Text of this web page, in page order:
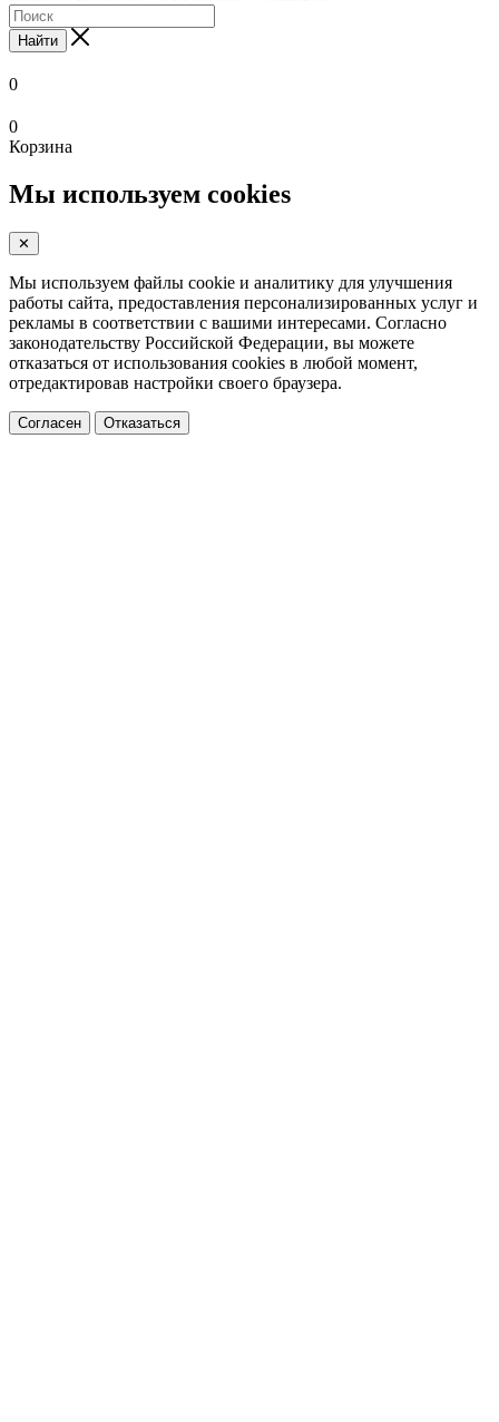
Найти
0
0
Корзина
Мы используем cookies
✕
Мы используем файлы cookie и аналитику для улучшения
работы сайта, предоставления персонализированных услуг и
рекламы в соответствии с вашими интересами. Согласно
законодательству Российской Федерации, вы можете
отказаться от использования cookies в любой момент,
отредактировав настройки своего браузера.
Согласен Отказаться